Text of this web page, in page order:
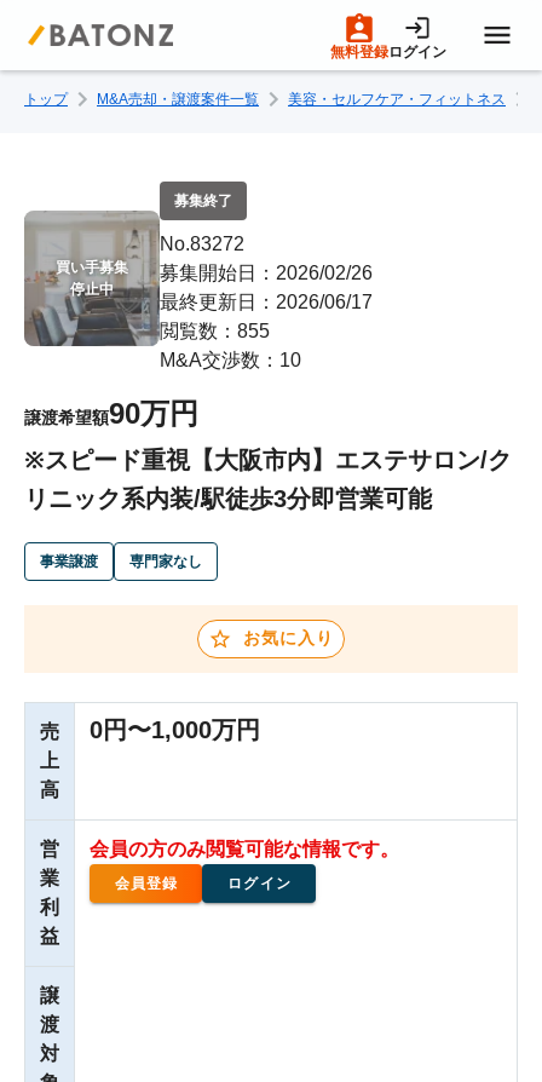
無料登録ログイン
トップページ
M&A案件一覧
売りたい方へ
買いたい方へ
成約事例
M&A専門家の方へ
トップ M&A売却・譲渡案件一覧 美容・セルフケア・フィットネス
買い手募集
停止中
募集終了
No.83272
募集開始日：2026/02/26
最終更新日：2026/06/17
閲覧数：855
M&A交渉数：10
譲渡希望額90万円
※スピード重視【大阪市内】エステサロン/ク
リニック系内装/駅徒歩3分即営業可能
事業譲渡 専門家なし
お気に入り
売
上
高
0円〜1,000万円
営
業
利
益
会員の方のみ閲覧可能な情報です。
会員登録 ログイン
譲
渡
対